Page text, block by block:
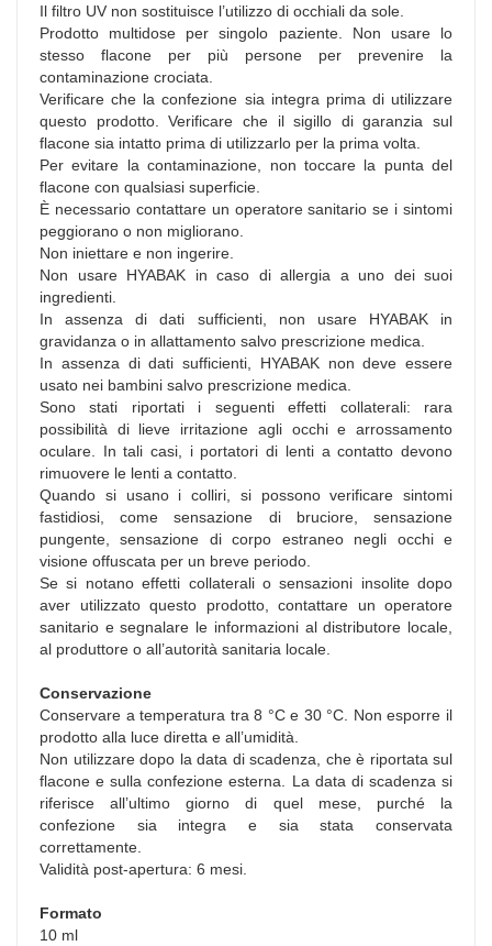
Il filtro UV non sostituisce l’utilizzo di occhiali da sole.
Prodotto multidose per singolo paziente. Non usare lo
stesso flacone per più persone per prevenire la
contaminazione crociata.
Verificare che la confezione sia integra prima di utilizzare
questo prodotto. Verificare che il sigillo di garanzia sul
flacone sia intatto prima di utilizzarlo per la prima volta.
Per evitare la contaminazione, non toccare la punta del
flacone con qualsiasi superficie.
È necessario contattare un operatore sanitario se i sintomi
peggiorano o non migliorano.
Non iniettare e non ingerire.
Non usare HYABAK in caso di allergia a uno dei suoi
ingredienti.
In assenza di dati sufficienti, non usare HYABAK in
gravidanza o in allattamento salvo prescrizione medica.
In assenza di dati sufficienti, HYABAK non deve essere
usato nei bambini salvo prescrizione medica.
Sono stati riportati i seguenti effetti collaterali: rara
possibilità di lieve irritazione agli occhi e arrossamento
oculare. In tali casi, i portatori di lenti a contatto devono
rimuovere le lenti a contatto.
Quando si usano i colliri, si possono verificare sintomi
fastidiosi, come sensazione di bruciore, sensazione
pungente, sensazione di corpo estraneo negli occhi e
visione offuscata per un breve periodo.
Se si notano effetti collaterali o sensazioni insolite dopo
aver utilizzato questo prodotto, contattare un operatore
sanitario e segnalare le informazioni al distributore locale,
al produttore o all’autorità sanitaria locale.
Conservazione
Conservare a temperatura tra 8 °C e 30 °C. Non esporre il
prodotto alla luce diretta e all’umidità.
Non utilizzare dopo la data di scadenza, che è riportata sul
flacone e sulla confezione esterna. La data di scadenza si
riferisce all’ultimo giorno di quel mese, purché la
confezione sia integra e sia stata conservata
correttamente.
Validità post-apertura: 6 mesi.
Formato
10 ml